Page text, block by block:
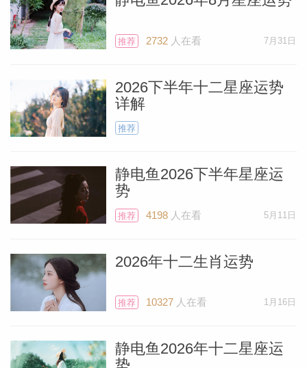
太阳和金星，太阳还是你的守护星。
座，这会为你带来额外好运。你可能会从国
际关系中获益——一个外国客户。这个人可
能生活在你的国家或他自己的国家——这并
人会伴随着好运出现。或者，你可能会在法
律事务、媒体（出版、数字和广播）、大学
等高等教育，或护照、绿卡、签证 、 居民
如果必须签署合同，请安排在10月2日水星
恢复顺行后。实际上，正式签署协议的最佳
时间是10月9日满月这个周日，并在周一快
递寄出合同。或者可以在10月7日星期五签
推荐 2732人在看 7月31日
2026下半年十二星座运势
详解
推荐
静电鱼2026下半年星座运
势
推荐 4198人在看 5月11日
2026年十二生肖运势
推荐 10327人在看 1月16日
静电鱼2026年十二星座运